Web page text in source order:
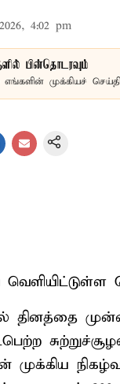
4:02 pm
பின்தொடரவும்
எங்களின் முக்கியச்
தினத்தை
முக்கிய